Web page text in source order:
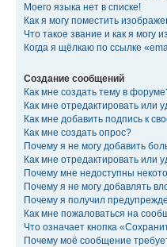
Моего языка нет в списке!
Как я могу поместить
Что такое звание и как я могу
Когда я щёлкаю по ссылке
Создание сообщений
Как мне создать тему в
Как мне отредактировать или
Как мне добавить подпись к
Как мне создать опрос?
Почему я не могу добавить
Как мне отредактировать или
Почему мне недоступны
Почему я не могу добавлять
Почему я получил
Как мне пожаловаться на
Что означает кнопка
Почему моё сообщение